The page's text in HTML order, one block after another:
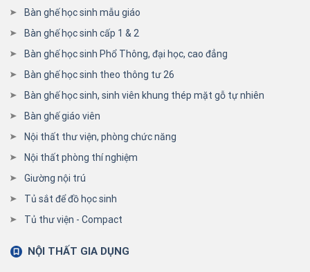
Bàn ghế học sinh mẫu giáo
Bàn ghế học sinh cấp 1 & 2
Bàn ghế học sinh Phổ Thông, đại học, cao đẳng
Bàn ghế học sinh theo thông tư 26
Bàn ghế học sinh, sinh viên khung thép mặt gỗ tự nhiên
Bàn ghế giáo viên
Nội thất thư viện, phòng chức năng
Nội thất phòng thí nghiệm
Giường nội trú
Tủ sắt để đồ học sinh
Tủ thư viện - Compact
NỘI THẤT GIA DỤNG